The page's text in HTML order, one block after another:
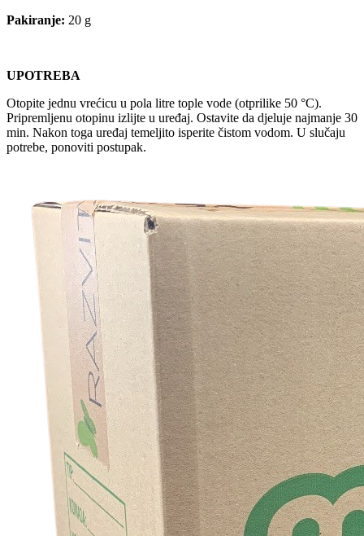
Pakiranje: 20 g
UPOTREBA
Otopite jednu vrećicu u pola litre tople vode (otprilike 50 °C).
Pripremljenu otopinu izlijte u uređaj. Ostavite da djeluje najmanje 30
min. Nakon toga uređaj temeljito isperite čistom vodom. U slučaju
potrebe, ponoviti postupak.